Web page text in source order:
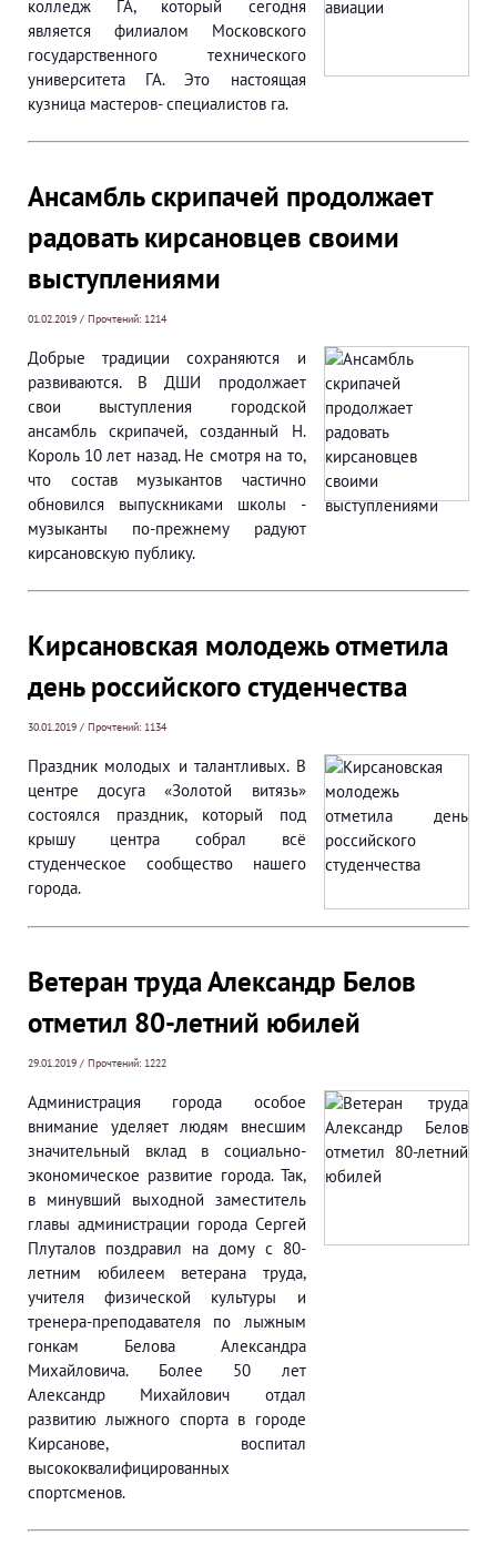
колледж ГА, который сегодня
является филиалом Московского
государственного технического
университета ГА. Это настоящая
кузница мастеров- специалистов га.
Ансамбль скрипачей продолжает
радовать кирсановцев своими
выступлениями
01.02.2019 / Прочтений: 1214
Добрые традиции сохраняются и
развиваются. В ДШИ продолжает
свои выступления городской
ансамбль скрипачей, созданный Н.
Король 10 лет назад. Не смотря на то,
что состав музыкантов частично
обновился выпускниками школы -
музыканты по-прежнему радуют
кирсановскую публику.
Кирсановская молодежь отметила
день российского студенчества
30.01.2019 / Прочтений: 1134
Праздник молодых и талантливых. В
центре досуга «Золотой витязь»
состоялся праздник, который под
крышу центра собрал всё
студенческое сообщество нашего
города.
Ветеран труда Александр Белов
отметил 80-летний юбилей
29.01.2019 / Прочтений: 1222
Администрация города особое
внимание уделяет людям внесшим
значительный вклад в социально-
экономическое развитие города. Так,
в минувший выходной заместитель
главы администрации города Сергей
Плуталов поздравил на дому с 80-
летним юбилеем ветерана труда,
учителя физической культуры и
тренера-преподавателя по лыжным
гонкам Белова Александра
Михайловича. Более 50 лет
Александр Михайлович отдал
развитию лыжного спорта в городе
Кирсанове, воспитал
высококвалифицированных
спортсменов.